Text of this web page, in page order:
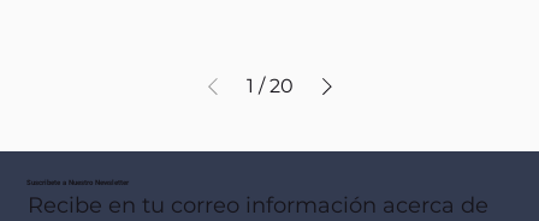
1 / 20
Suscribete a Nuestro Newsletter
Recibe en tu correo información acerca de